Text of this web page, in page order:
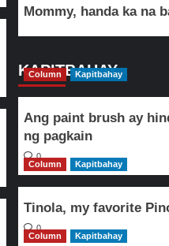
Mommy, handa ka na
KAPITBAHAY
Column Kapitbahay
Ang paint brush ay
ng pagkain
0
Column
Kapitbahay
Tinola, my favorite
0
Column
Kapitbahay